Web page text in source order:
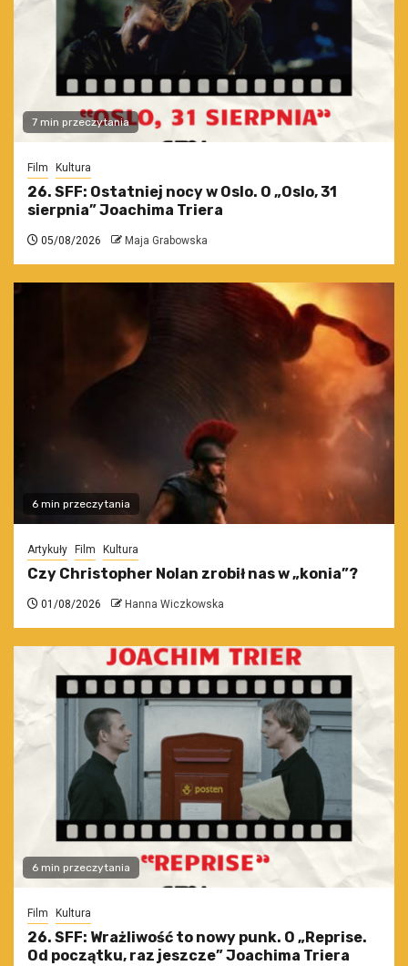
7 min przeczytania
Film Kultura
26. SFF: Ostatniej nocy w Oslo. O „Oslo, 31
sierpnia” Joachima Triera
05/08/2026 Maja Grabowska
6 min przeczytania
Artykuły Film Kultura
Czy Christopher Nolan zrobił nas w „konia”?
01/08/2026 Hanna Wiczkowska
6 min przeczytania
Film Kultura
26. SFF: Wrażliwość to nowy punk. O „Reprise.
Od początku, raz jeszcze” Joachima Triera